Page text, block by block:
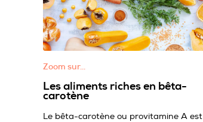
Zoom sur…
Les aliments riches en bêta-
carotène
Le bêta-carotène ou provitamine A est